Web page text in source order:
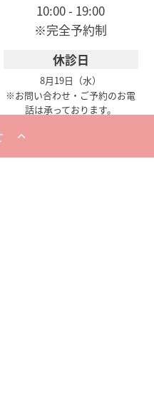
10:00 - 19:00
※完全予約制
休診日
8月19日（水）
※お問い合わせ・ご予約のお電
話は承っております。